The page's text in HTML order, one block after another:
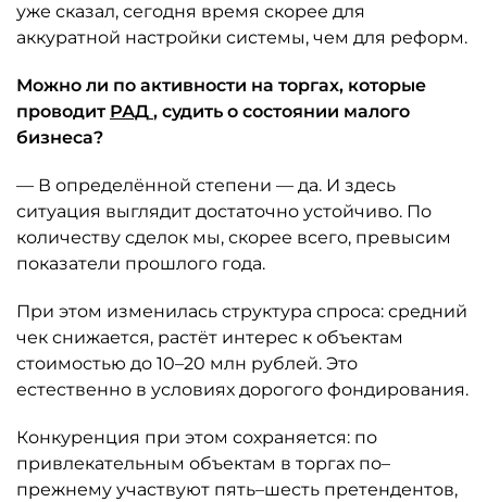
уже сказал, сегодня время скорее для
аккуратной настройки системы, чем для реформ.
Можно ли по активности на торгах, которые
проводит РАД , судить о состоянии малого
бизнеса?
— В определённой степени — да. И здесь
ситуация выглядит достаточно устойчиво. По
количеству сделок мы, скорее всего, превысим
показатели прошлого года.
При этом изменилась структура спроса: средний
чек снижается, растёт интерес к объектам
стоимостью до 10–20 млн рублей. Это
естественно в условиях дорогого фондирования.
Конкуренция при этом сохраняется: по
привлекательным объектам в торгах по–
прежнему участвуют пять–шесть претендентов,